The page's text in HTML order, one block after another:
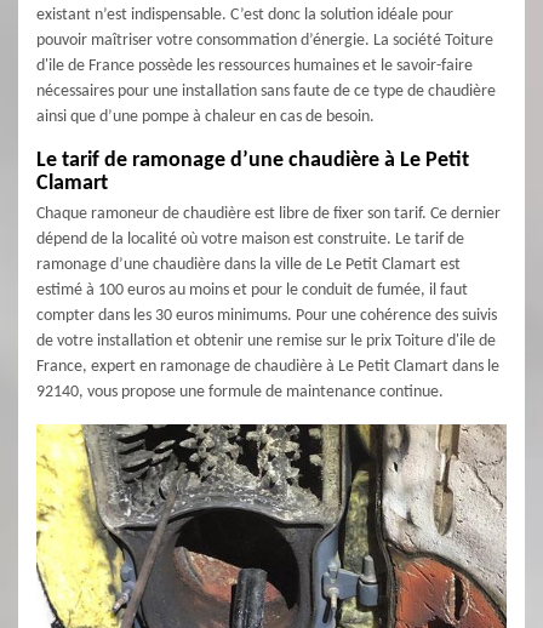
existant n’est indispensable. C’est donc la solution idéale pour
pouvoir maîtriser votre consommation d’énergie. La société Toiture
d'ile de France possède les ressources humaines et le savoir-faire
nécessaires pour une installation sans faute de ce type de chaudière
ainsi que d’une pompe à chaleur en cas de besoin.
Le tarif de ramonage d’une chaudière à Le Petit
Clamart
Chaque ramoneur de chaudière est libre de fixer son tarif. Ce dernier
dépend de la localité où votre maison est construite. Le tarif de
ramonage d’une chaudière dans la ville de Le Petit Clamart est
estimé à 100 euros au moins et pour le conduit de fumée, il faut
compter dans les 30 euros minimums. Pour une cohérence des suivis
de votre installation et obtenir une remise sur le prix Toiture d'ile de
France, expert en ramonage de chaudière à Le Petit Clamart dans le
92140, vous propose une formule de maintenance continue.